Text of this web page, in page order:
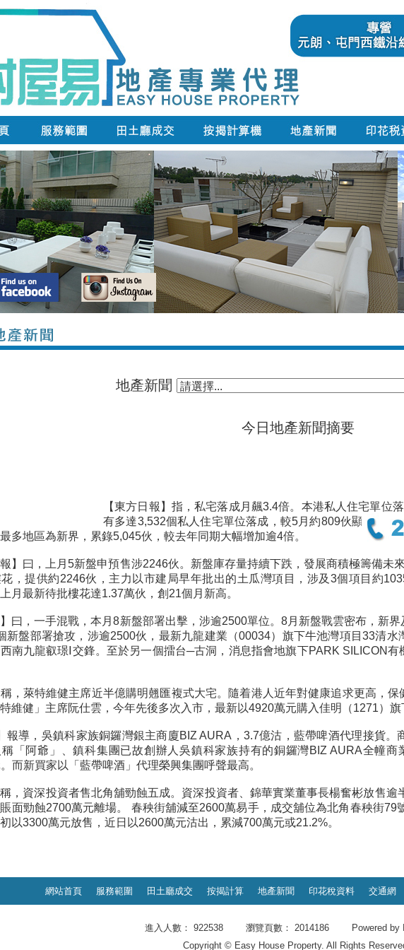
地產新聞
今日地產新聞摘要
【東方日報】指，私宅落成月飆3.4倍。本港私人住宅單位
有多達3,532個私人住宅單位落成，較5月約809伙顯著上
多地區為新界，累錄5,045伙，較去年同期大幅增加逾4倍。
報】曰，上月5新盤申預售涉2246伙。新盤庫存量持續下跌，發展商積極籌備未
，提供約2246伙，主力以市建局早年批出的土瓜灣項目，涉及3個項目約
月最新待批樓花達1.37萬伙，創21個月新高。
】曰，一手混戰，本月8新盤部署出擊，涉逾2500單位。8月新盤戰雲密布，新
新盤部署搶攻，涉逾2500伙，最新九龍建業（00034）旗下牛池灣項目33清
西南九龍叡璟Ⅰ交鋒。至於另一個擂台─古洞，消息指會地旗下PARK SILICON
稱，萊特維健主席近半億購明翹匯複式大宅。隨着港人近年對健康追求更高，
維健」主席阮仕雲，今年先後多次入市，最新以4920萬元購入佳明（1271）旗
報導，吳鎮科家族銅鑼灣銀主商廈BIZ AURA，3.7億沽，藍帶啤酒代理接貨
「阿爺」、鎮科集團已故創辦人吳鎮科家族持有的銅鑼灣BIZ AURA全幢
而新買家以「藍帶啤酒」代理榮興集團呼聲最高。
稱，資深投資者售北角舖勁蝕五成。資深投資者、錦華實業董事長楊奮彬放售
面勁蝕2700萬元離場。 春秧街舖減至2600萬易手，成交舖位為北角春秧街
以3300萬元放售，近日以2600萬元沽出，累減700萬元或21.2%。
網站首頁 服務範圍 田土廳成交 按揭計算 地產新聞 印花稅資料 交通網
進入人數： 922538 瀏覽頁數： 2014186 Powered by
Copyright © Easy House Property. All Rights